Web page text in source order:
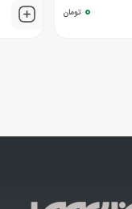
0 تومان